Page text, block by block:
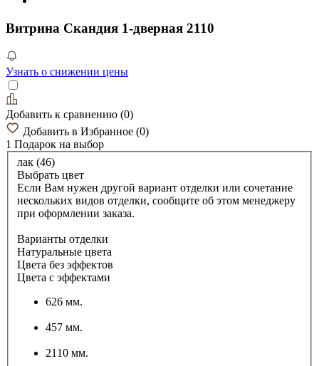
Витрина Скандия 1-дверная 2110
Узнать о снижении цены
Добавить к сравнению (0)
Добавить в Избранное (0)
1 Подарок на выбор
лак (46)
Выбрать цвет
Если Вам нужен другой вариант отделки или сочетание
нескольких видов отделки, сообщите об этом менеджеру
при оформлении заказа.
Варианты отделки
Натуральные цвета
Цвета без эффектов
Цвета с эффектами
626 мм.
457 мм.
2110 мм.